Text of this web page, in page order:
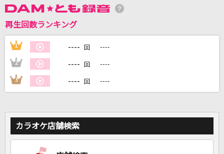
スピッツ
[生音]ミュージック・アワー
ポルノグラフィティ
再生回数ランキング
1 ---- 回 ----
2 ---- 回 ----
3 ---- 回 ----
カラオケ店舗検索